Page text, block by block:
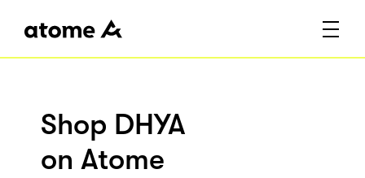
Shop DHYA
on Atome